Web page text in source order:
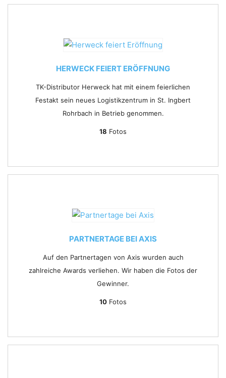
HERWECK FEIERT ERÖFFNUNG
TK-Distributor Herweck hat mit einem feierlichen
Festakt sein neues Logistikzentrum in St. Ingbert
Rohrbach in Betrieb genommen.
18 Fotos
PARTNERTAGE BEI AXIS
Auf den Partnertagen von Axis wurden auch
zahlreiche Awards verliehen. Wir haben die Fotos der
Gewinner.
10 Fotos